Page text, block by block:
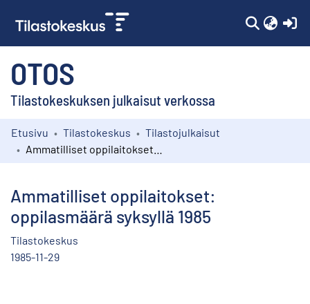
OTOS
Tilastokeskuksen julkaisut verkossa
Kokoelmat
Etusivu Tilastokeskus
Tilastojulkaisut
Ammatilliset oppilaitokset:
oppilasmäärä syksyllä 1985
Tilastokeskus
1985-11-29